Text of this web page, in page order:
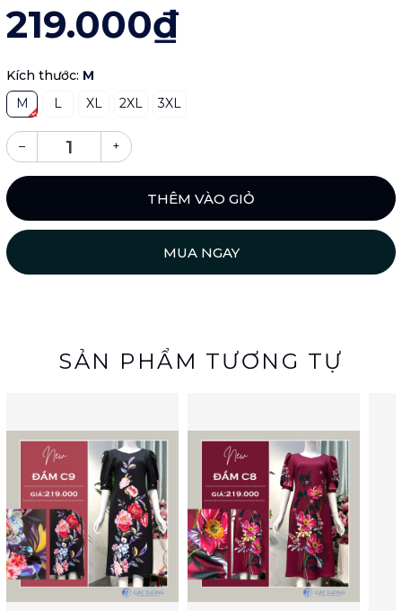
219.000₫
Kích thước: M
M
L XL 2XL 3XL
– +
THÊM VÀO GIỎ
MUA NGAY
SẢN PHẨM TƯƠNG TỰ